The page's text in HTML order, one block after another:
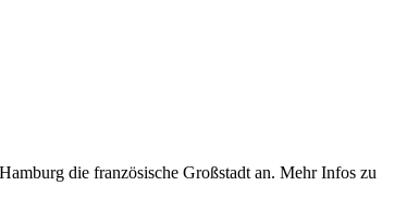
die französische Großstadt an. Mehr Infos zu